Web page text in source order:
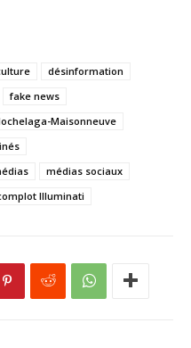
désinformation
fake news
Maisonneuve
médias sociaux
Illuminati